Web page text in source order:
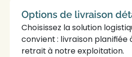
Options de livraison
Choisissez la solution
convient : livraison planifiée
retraità notre exploitation.